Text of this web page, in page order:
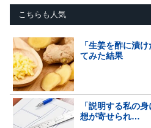
こちらも人気
「生姜を酢に漬
てみた結果
「説明する私の
想が寄せられ…